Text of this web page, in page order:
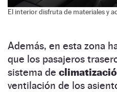
El interior disfruta de materiales y
Además, en esta zona
que los pasajeros
sistema de
ventilación de los